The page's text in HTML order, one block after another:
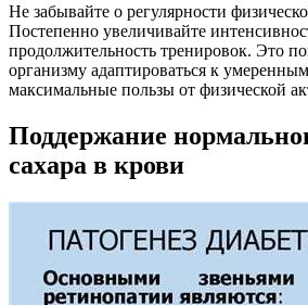
Не забывайте о регулярности
Постепенно увеличивайте
продолжительность тренировок. Это
организму адаптироваться к
максимальные пользы от физической
Поддержание
сахара в крови